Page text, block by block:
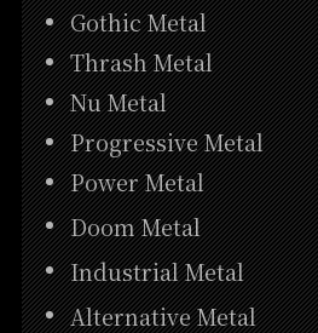
Gothic Metal
Thrash Metal
Nu Metal
Progressive Metal
Power Metal
Doom Metal
Industrial Metal
Alternative Metal